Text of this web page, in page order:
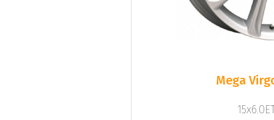
Mega